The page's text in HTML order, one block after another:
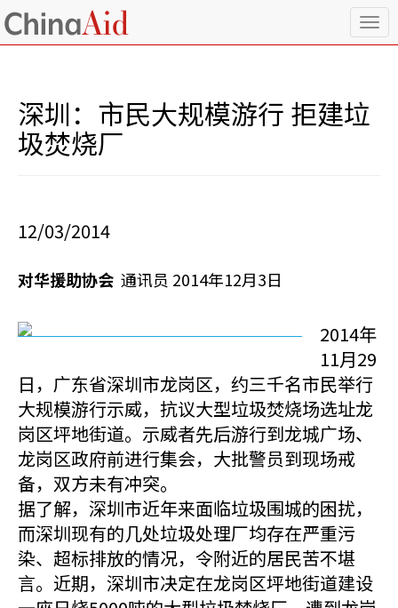
T
o
n
深圳：市民大规模游行 拒建垃
圾焚烧厂
12/03/2014
对华援助协会 通讯员 2014年12月3日
2014年
11月29
日，广东省深圳市龙岗区，约三千名市民举行
大规模游行示威，抗议大型垃圾焚烧场选址龙
岗区坪地街道。示威者先后游行到龙城广场、
龙岗区政府前进行集会，大批警员到现场戒
备，双方未有冲突。
据了解，深圳市近年来面临垃圾围城的困扰，
而深圳现有的几处垃圾处理厂均存在严重污
染、超标排放的情况，令附近的居民苦不堪
言。近期，深圳市决定在龙岗区坪地街道建设